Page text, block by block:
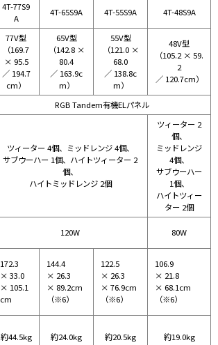
4T-77S9
A
4T-65S9A 4T-55S9A 4T-48S9A
77V型
（169.7
× 95.5
／ 194.7
cm）
65V型
（142.8 ×
80.4
／ 163.9c
m）
55V型
（121.0 ×
68.0
／ 138.8c
m）
48V型
（105.2 × 59.
2
／ 120.7cm）
RGB Tandem有機ELパネル
ツィーター 4個、ミッドレンジ 4個、
サブウーハー 1個、ハイトツィーター 2
個、
ハイトミッドレンジ 2個
ツィーター 2
個、
ミッドレンジ
4個、
サブウーハー
1個、
ハイトツィー
ター 2個
120W 80W
172.3
× 33.0
× 105.1
cm
144.4
× 26.3
× 89.2cm
（※6）
122.5
× 26.3
× 76.9cm
（※6）
106.9
× 21.8
× 68.1cm
（※6）
約44.5kg 約24.0kg 約20.5kg 約19.0kg